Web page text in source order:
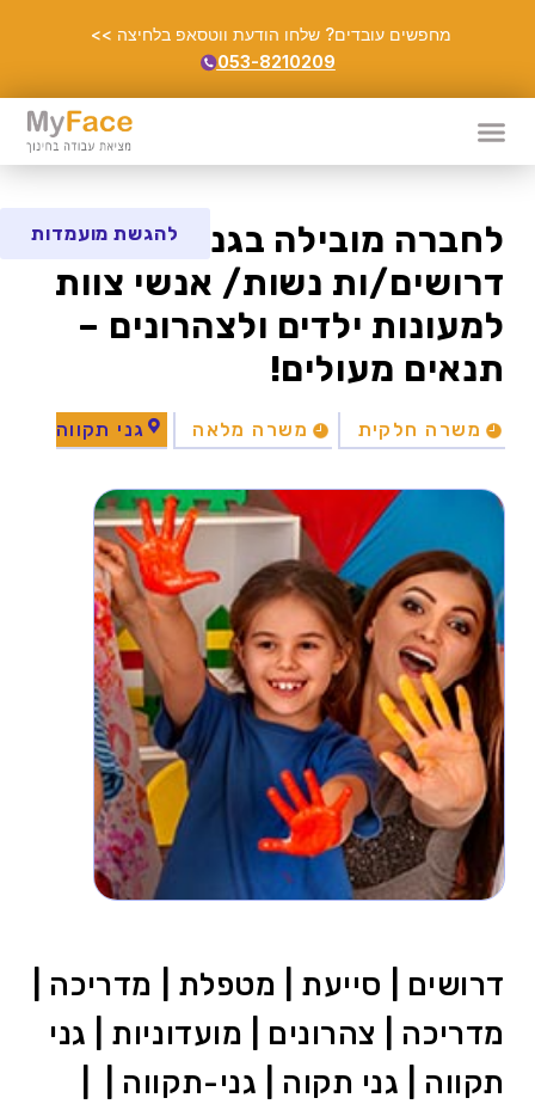
מחפשים עובדים? שלחו הודעת ווטסאפ בלחיצה >>
053-8210209
לחברה מובילה בגני תקווה
דרושים/ות נשות/ אנשי צוות
למעונות ילדים ולצהרונים –
תנאים מעולים!
משרה חלקית משרה מלאה גני תקווה
להגשת מועמדות
דרושים | סייעת | מטפלת | מדריכה |
מדריכה | צהרונים | מועדוניות | גני
תקווה | גני תקוה | גני-תקווה | |